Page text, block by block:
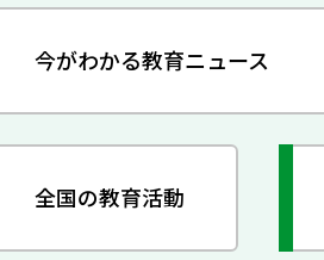
今がわかる教育ニュース
全国の教育活動